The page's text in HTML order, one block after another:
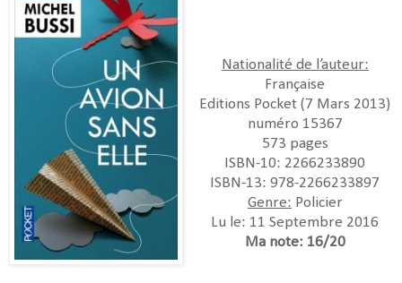
Nationalité de l’auteur:
Française
Editions Pocket (7 Mars 2013)
numéro 15367
573 pages
ISBN-10: 2266233890
ISBN-13:978-2266233897
Genre: Policier
Lu le: 11 Septembre 2016
Ma note: 16/20